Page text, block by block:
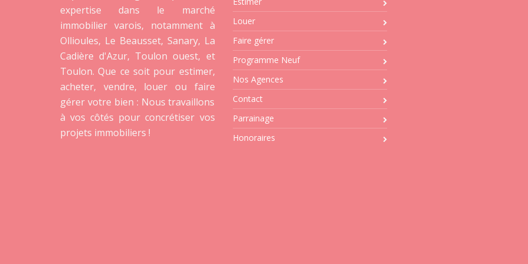
expertise dans le marché
immobilier varois, notamment à
Ollioules, Le Beausset, Sanary, La
Cadière d'Azur, Toulon ouest, et
Toulon. Que ce soit pour estimer,
acheter, vendre, louer ou faire
gérer votre bien : Nous travaillons
à vos côtés pour concrétiser vos
projets immobiliers !
Louer
Faire gérer
Programme Neuf
Nos Agences
Contact
Parrainage
Honoraires